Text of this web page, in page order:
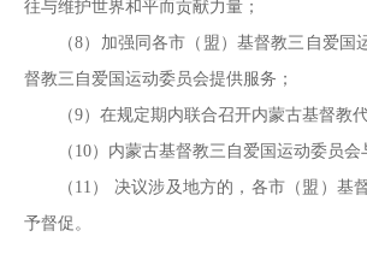
往与维护世界和平而贡献力量；
（8）加强同各市（盟）基督教三自爱
督教三自爱国运动委员会提供服务；
（9）在规定期内联合召开内蒙古基督教
（10） 内蒙古基督教三自爱国运动委员
（11 ）
决议涉及地方的，各市（盟）基
予督促。